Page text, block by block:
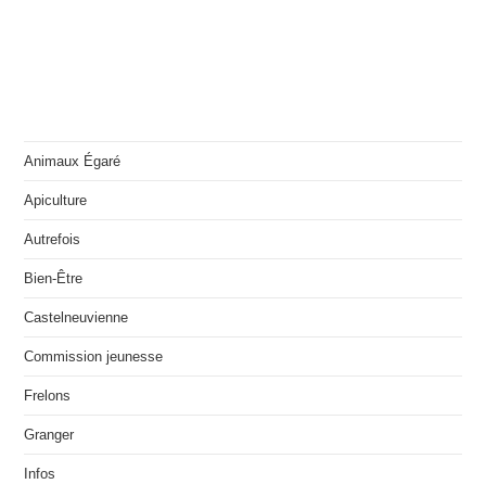
Animaux Égaré
Apiculture
Autrefois
Bien-Être
Castelneuvienne
Commission jeunesse
Frelons
Granger
Infos